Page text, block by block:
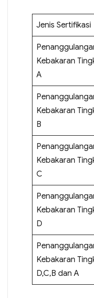
Jenis Sertifikasi
Kebakaran
A
Kebakaran
B
Kebakaran
C
Kebakaran
D
Kebakaran
D,C,B dan A